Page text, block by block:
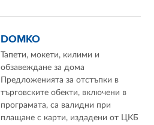
DOMKO
Тапети, мокети, килими и
обзавеждане за дома
Предложенията за отстъпки в
търговските обекти, включени в
програмата, са валидни при
плащане с карти, издадени от ЦКБ